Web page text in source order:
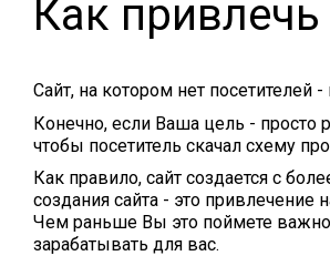
Как
Сайт, на котором нет посетителей
Конечно, если Ваша цель - просто
чтобы посетитель скачал схему
Как правило, сайт создается с
создания сайта - это привлечение
Чем раньше Вы это поймете
зарабатывать для вас.